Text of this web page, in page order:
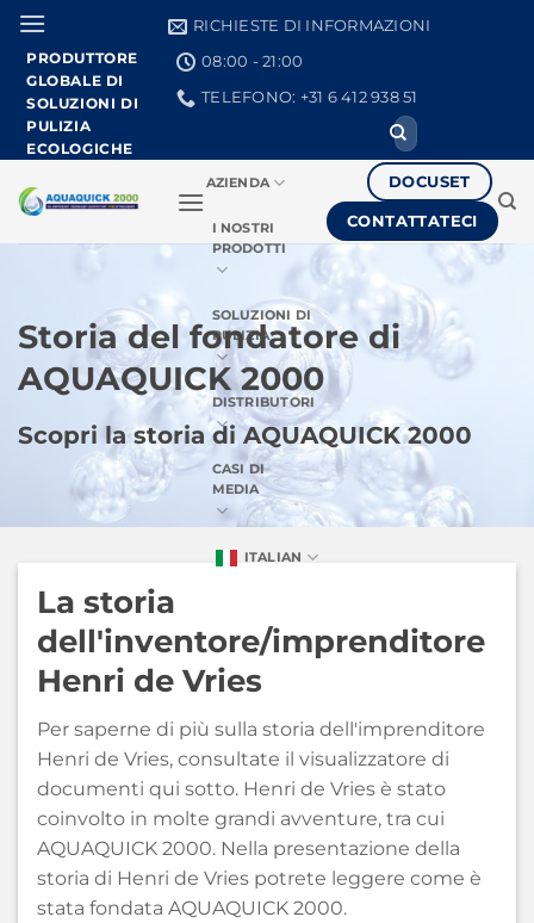
Vai
contenuto
PRODUTTORE
GLOBALE DI
SOLUZIONI DI
PULIZIA
ECOLOGICHE
RICHIESTE DI INFORMAZIONI
08:00 - 21:00
TELEFONO: +31 6 412 938 51
Ricerca
per:
AZIENDA
I NOSTRI
PRODOTTI
SOLUZIONI DI
PULIZIA
DISTRIBUTORI
CASI DI
MEDIA
ITALIAN
DOCUSET
CONTATTATECI
Storia del fondatore di
AQUAQUICK 2000
Scopri la storia di AQUAQUICK 2000
La storia
dell'inventore/imprenditore
Henri de Vries
Per saperne di più sulla storia dell'imprenditore
Henri de Vries, consultate il visualizzatore di
documenti qui sotto. Henri de Vries è stato
coinvolto in molte grandi avventure, tra cui
AQUAQUICK 2000. Nella presentazione della
storia di Henri de Vries potrete leggere come è
stata fondata AQUAQUICK 2000.